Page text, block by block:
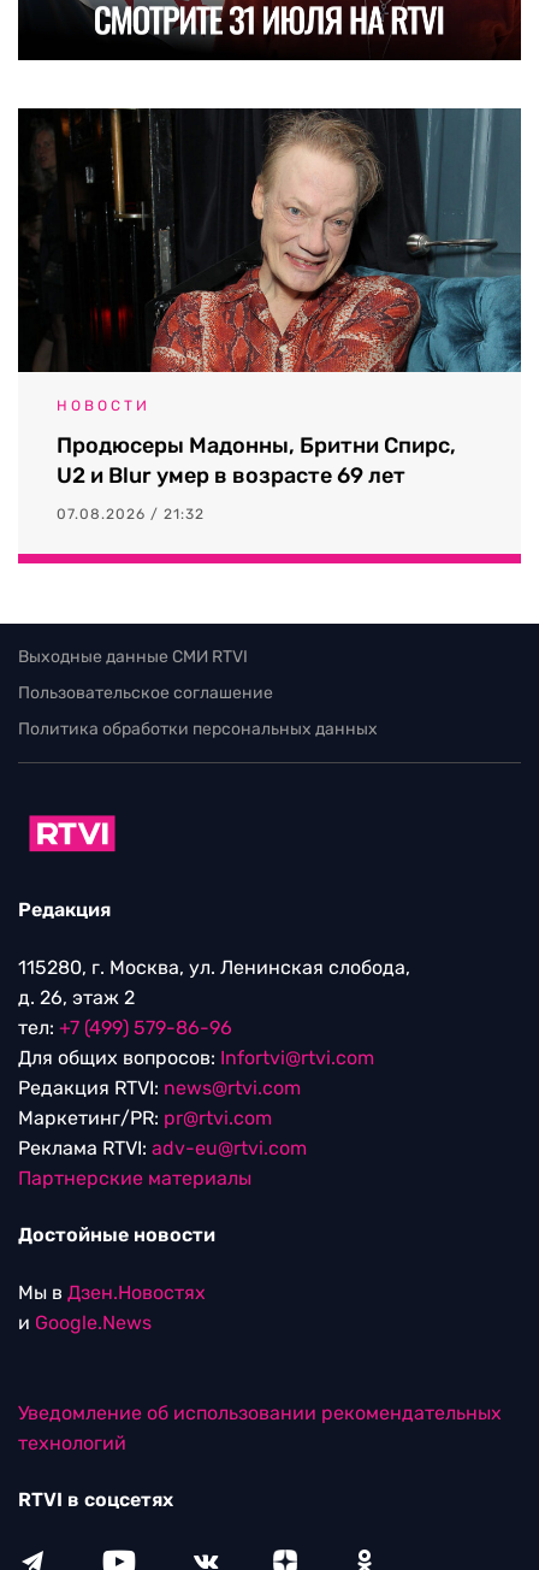
НОВОСТИ
Продюсеры Мадонны, Бритни Спирс,
U2 и Blur умер в возрасте 69 лет
07.08.2026 / 21:32
Выходные данные СМИ RTVI
Пользовательское соглашение
Политика обработки персональных данных
Редакция
115280, г. Москва, ул. Ленинская слобода,
д. 26, этаж 2
тел: +7 (499) 579-86-96
Для общих вопросов: Infortvi@rtvi.com
Редакция RTVI: news@rtvi.com
Маркетинг/PR: pr@rtvi.com
Реклама RTVI: adv-eu@rtvi.com
Партнерские материалы
Достойные новости
Мы в Дзен.Новостях
и Google.News
Уведомление об использовании рекомендательных
технологий
RTVI в соцсетях